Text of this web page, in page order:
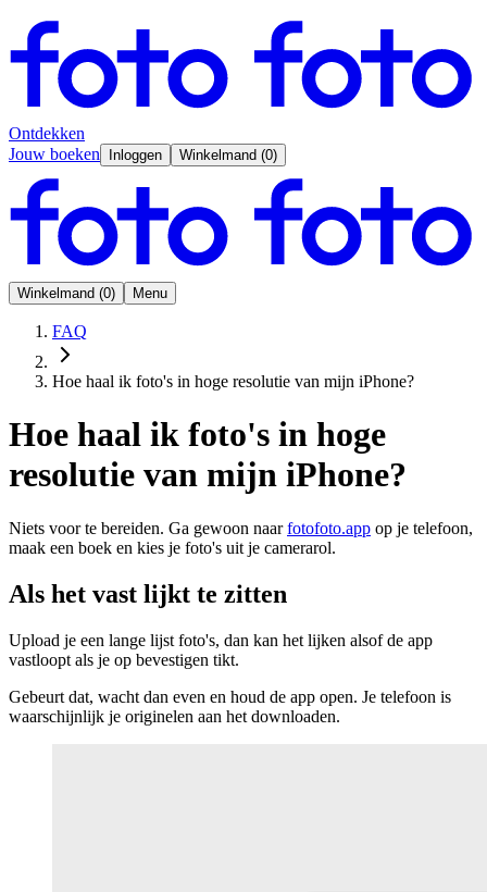
Ontdekken
Jouw boeken
Inloggen Winkelmand (0)
Winkelmand (0) Menu
FAQ
Hoe haal ik foto's in hoge resolutie van mijn iPhone?
Hoe haal ik foto's in hoge
resolutie van mijn iPhone?
Niets voor te bereiden. Ga gewoon naar fotofoto.app op je telefoon,
maak een boek en kies je foto's uit je camerarol.
Als het vast lijkt te zitten
Upload je een lange lijst foto's, dan kan het lijken alsof de app
vastloopt als je op bevestigen tikt.
Gebeurt dat, wacht dan even en houd de app open. Je telefoon is
waarschijnlijk je originelen aan het downloaden.